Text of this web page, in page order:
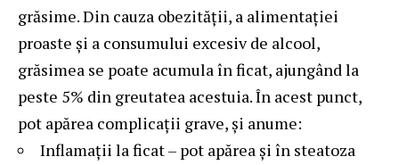
grăsime. Din cauza obezității, a alimentației
proaste și a consumului excesiv de alcool,
grăsimea se poate acumula în ficat, ajungând la
peste 5% din greutatea acestuia. În acest punct,
pot apărea complicații grave, și anume:
Inflamații la ficat – pot apărea și în steatoza